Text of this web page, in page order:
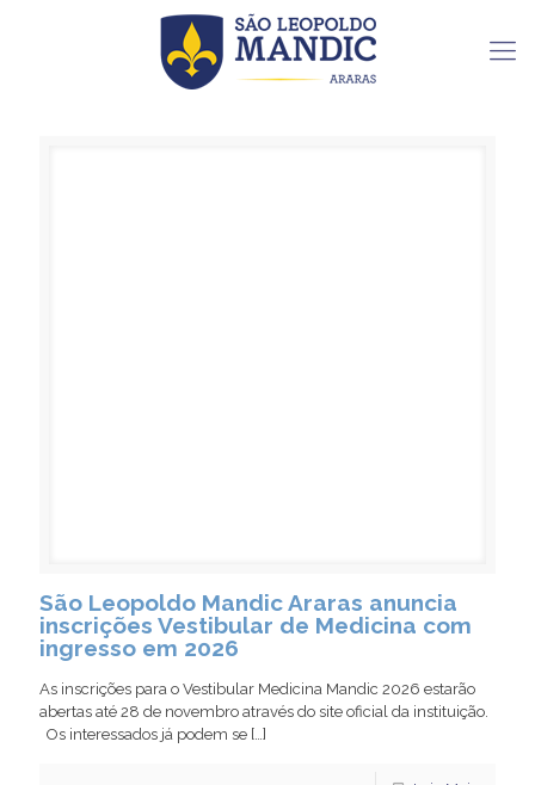
São Leopoldo Mandic Araras anuncia
inscrições Vestibular de Medicina com
ingresso em 2026
As inscrições para o Vestibular Medicina Mandic 2026 estarão
abertas até 28 de novembro através do site oficial da instituição.
Os interessados já podem se […]